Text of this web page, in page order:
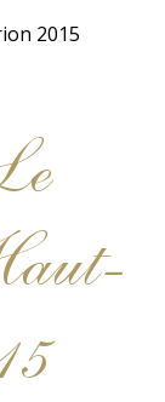
2015